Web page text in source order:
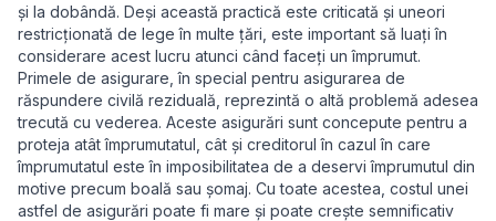
și la dobândă. Deși această practică este criticată și uneori
restricționată de lege în multe țări, este important să luați în
considerare acest lucru atunci când faceți un împrumut.
Primele de asigurare, în special pentru asigurarea de
răspundere civilă reziduală, reprezintă o altă problemă adesea
trecută cu vederea. Aceste asigurări sunt concepute pentru a
proteja atât împrumutatul, cât și creditorul în cazul în care
împrumutatul este în imposibilitatea de a deservi împrumutul din
motive precum boală sau șomaj. Cu toate acestea, costul unei
astfel de asigurări poate fi mare și poate crește semnificativ